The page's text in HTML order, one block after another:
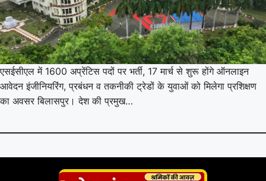
एसईसीएल में 1600 अप्रेंटिस पदों पर भर्ती, 17 मार्च से शुरू होंगे ऑनलाइन
आवेदन इंजीनियरिंग, प्रबंधन व तकनीकी ट्रेडों के युवाओं को मिलेगा प्रशिक्षण
का अवसर बिलासपुर। देश की प्रमुख…